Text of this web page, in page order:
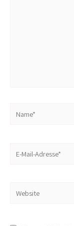
Website